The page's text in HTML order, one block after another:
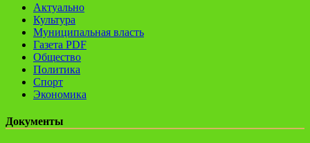
Актуально
Культура
Муниципальная власть
Газета PDF
Общество
Политика
Спорт
Экономика
Документы